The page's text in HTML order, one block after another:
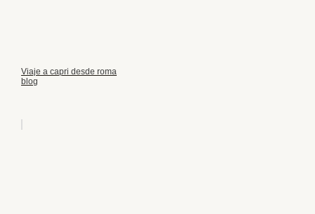
Viaje a capri desde roma
blog